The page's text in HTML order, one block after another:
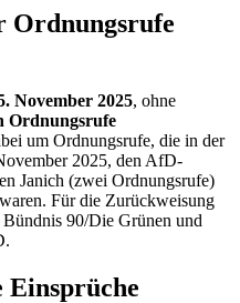
Ordnungsrufe
November 2025, ohne
Ordnungsrufe
um Ordnungsrufe, die in der
2025, den AfD-
Janich (zwei Ordnungsrufe)
Für die Zurückweisung
90/Die Grünen und
Einsprüche